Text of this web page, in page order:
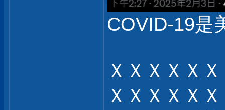
COVID-19是
ＸＸＸＸＸ
ＸＸＸＸＸ